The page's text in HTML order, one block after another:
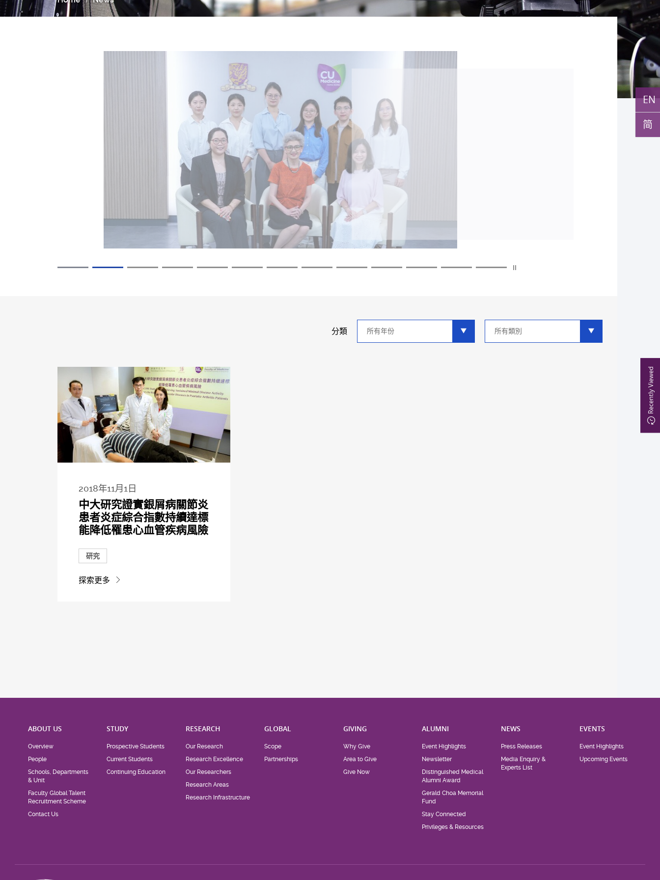
Recently Viewed
EN
简
分考生 佔學醫狀元六成 中大醫
科續為尖子首選 文憑試考生佔
學額七成
評估平台 推動健康經濟分析及
價值醫療
2026年7月10日
銳減六成 縮短患者輪候診症時
間
探索更多
2026年7月10日
成為今屆醫藥衞生領域唯一香港
學者
探索更多
2026年7月7日
醫狀元走出課堂放眼世界 裝備
21世紀妙手仁醫
探索更多
2026年6月29日
常「盲點」 降低人工受孕流產
及異常妊娠風險
探索更多
鼠實驗證實可恢復七成視力 有
助開創嶄新神經保護療法
性機制 揭一種免疫細胞具「除
廢餵食」新功能助癌細胞耐藥性
肺癌病人七年無惡化 因特定基
因異常而引起的肺癌有望變成
「慢性病」 患者可與病共存
出領袖獎」 成為本港首名學者
榮膺亞洲糖尿病教研最高榮譽
私人醫療保險如何推動全民健康
覆蓋
員 榮獲國際泌尿科權威獎項
John K. Lattimer 講座獎
用」研究突破 初步證實GLP-1
藥物可改善嚴重中風康復情況
分類
類
分
2018年11月1日
中大研究證實銀屑病關節炎
患者炎症綜合指數持續達標
能降低罹患心血管疾病風險
研究
探索更多
ABOUT US
Overview
People
Schools, Departments
& Unit
Faculty Global Talent
Recruitment Scheme
Contact Us
STUDY
Prospective Students
Current Students
Continuing Education
RESEARCH
Our Research
Research Excellence
Our Researchers
Research Areas
Research Infrastructure
GLOBAL
Scope
Partnerships
GIVING
Why Give
Area to Give
Give Now
ALUMNI
Event Highlights
Newsletter
Distinguished Medical
Alumni Award
Gerald Choa Memorial
Fund
Stay Connected
Privileges & Resources
NEWS
Press Releases
Media Enquiry &
Experts List
EVENTS
Event Highlights
Upcoming Events